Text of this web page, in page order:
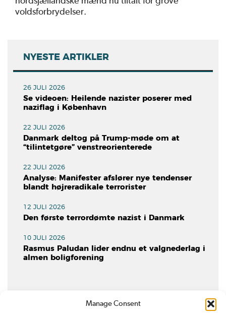
Manage Consent
voldsforbrydelser.
NYESTE ARTIKLER
26 JULI 2026
Se videoen: Heilende nazister poserer med
naziflag i København
22 JULI 2026
Danmark deltog på Trump-møde om at
“tilintetgøre” venstreorienterede
22 JULI 2026
Analyse: Manifester afslører nye tendenser
blandt højreradikale terrorister
12 JULI 2026
Den første terrordømte nazist i Danmark
10 JULI 2026
Rasmus Paludan lider endnu et valgnederlag i
almen boligforening